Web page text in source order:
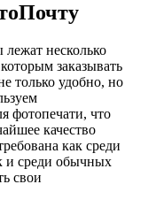
несколько
заказывать
только удобно, но
фотопечати, что
качество
как среди
и среди обычных
свои